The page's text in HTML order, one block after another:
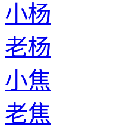
小杨
老杨
小焦
老焦